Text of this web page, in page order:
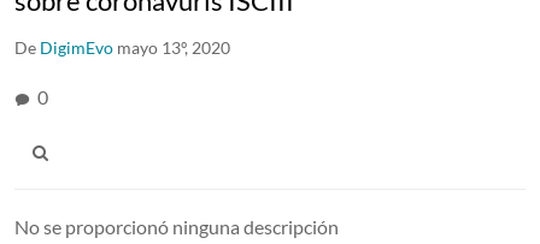
De DigimEvo mayo 13º, 2020
0
No se proporcionó ninguna descripción